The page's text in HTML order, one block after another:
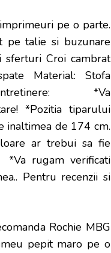
pe o parte.
pe talie si buzunare
Croi cambrat
Material: Stofa
de intretinere: *Va
*Pozitia tiparului
inaltimea de 174 cm.
ar trebui sa fie
*Va rugam verificati
. Pentru recenzii si
Rochie MBG
pepit maro pe o